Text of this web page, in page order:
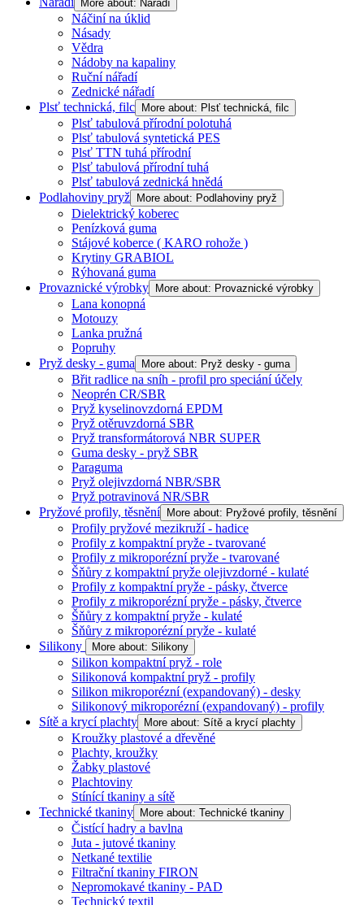
More about: Nářadí
Náčiní na úklid
Násady
Vědra
Nádoby na kapaliny
Ruční nářadí
Zednické nářadí
Plsť technická, filc More about: Plsť technická, filc
Plsť tabulová přírodní polotuhá
Plsť tabulová syntetická PES
Plsť TTN tuhá přírodní
Plsť tabulová přírodní tuhá
Plsť tabulová zednická hnědá
Podlahoviny pryž More about: Podlahoviny pryž
Dielektrický koberec
Penízková guma
Stájové koberce ( KARO rohože )
Krytiny GRABIOL
Rýhovaná guma
Provaznické výrobky More about: Provaznické výrobky
Lana konopná
Motouzy
Lanka pružná
Popruhy
Pryž desky - guma
More about: Pryž desky - guma
Břit radlice na sníh - profil pro speciání účely
Neoprén CR/SBR
Pryž kyselinovzdorná EPDM
Pryž otěruvzdorná SBR
Pryž transformátorová NBR SUPER
Guma desky - pryž SBR
Paraguma
Pryž olejivzdorná NBR/SBR
Pryž potravinová NR/SBR
Pryžové profily, těsnění More about: Pryžové profily, těsnění
Profily pryžové mezikruží - hadice
Profily z kompaktní pryže - tvarované
Profily z mikroporézní pryže - tvarované
Šňůry z kompaktní pryže olejivzdorné - kulaté
Profily z kompaktní pryže - pásky, čtverce
Profily z mikroporézní pryže - pásky, čtverce
Šňůry z kompaktní pryže - kulaté
Šňůry z mikroporézní pryže - kulaté
Silikony
More about: Silikony
Silikon kompaktní pryž - role
Silikonová kompaktní pryž - profily
Silikon mikroporézní (expandovaný) - desky
Silikonový mikroporézní (expandovaný) - profily
Sítě a krycí plachty More about: Sítě a krycí plachty
Kroužky plastové a dřevěné
Plachty, kroužky
Žabky plastové
Plachtoviny
Stínící tkaniny a sítě
Technické tkaniny More about: Technické tkaniny
Čistící hadry a bavlna
Juta - jutové tkaniny
Netkané textilie
Filtrační tkaniny FIRON
Nepromokavé tkaniny - PAD
Technický textil